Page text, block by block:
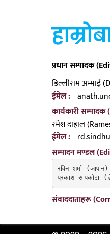
प्रधान सम्पादक
डिल्लीराम अम्माई
ईमेल :
कार्यकारी
रमेश दाहाल
ईमेल :
सम्पादन मण्डल
रविन शर्मा (जापान)
प्रकाश सापकोटा
संवाददाताहरू